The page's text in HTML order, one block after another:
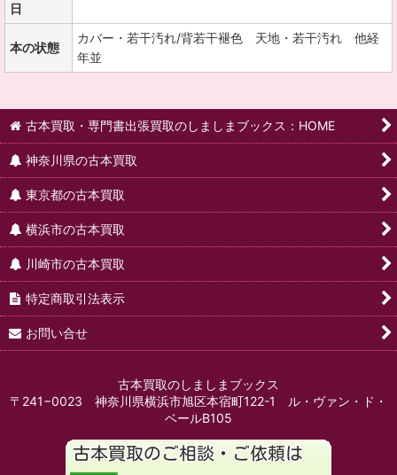
日
本の状態
カバー・若干汚れ/背若干褪色 天地・若干汚れ 他経
年並
古本買取・専門書出張買取のしましまブックス：HOME
神奈川県の古本買取
東京都の古本買取
横浜市の古本買取
川崎市の古本買取
特定商取引法表示
お問い合せ
古本買取のしましまブックス
〒241−0023 神奈川県横浜市旭区本宿町122-1 ル・ヴァン・ド・
ベールB105